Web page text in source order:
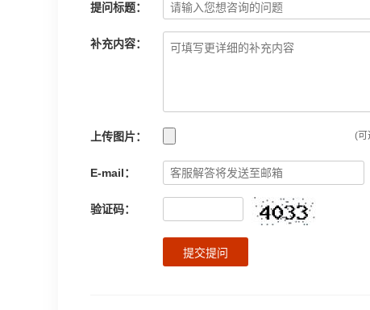
提问标题：
补充内容：
上传图片： (可
E-mail：
验证码：
提交提问